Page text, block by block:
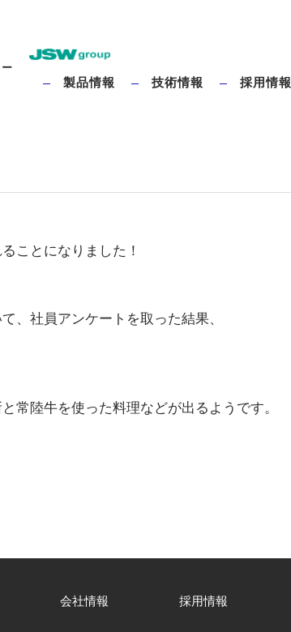
製品情報 技術情報 採用情報
ことになりました！
、社員アンケートを取った結果、
常陸牛を使った料理などが出るようです。
会社情報 採用情報